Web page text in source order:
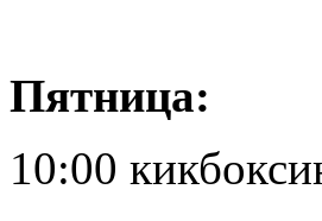
Пятница:
10:00